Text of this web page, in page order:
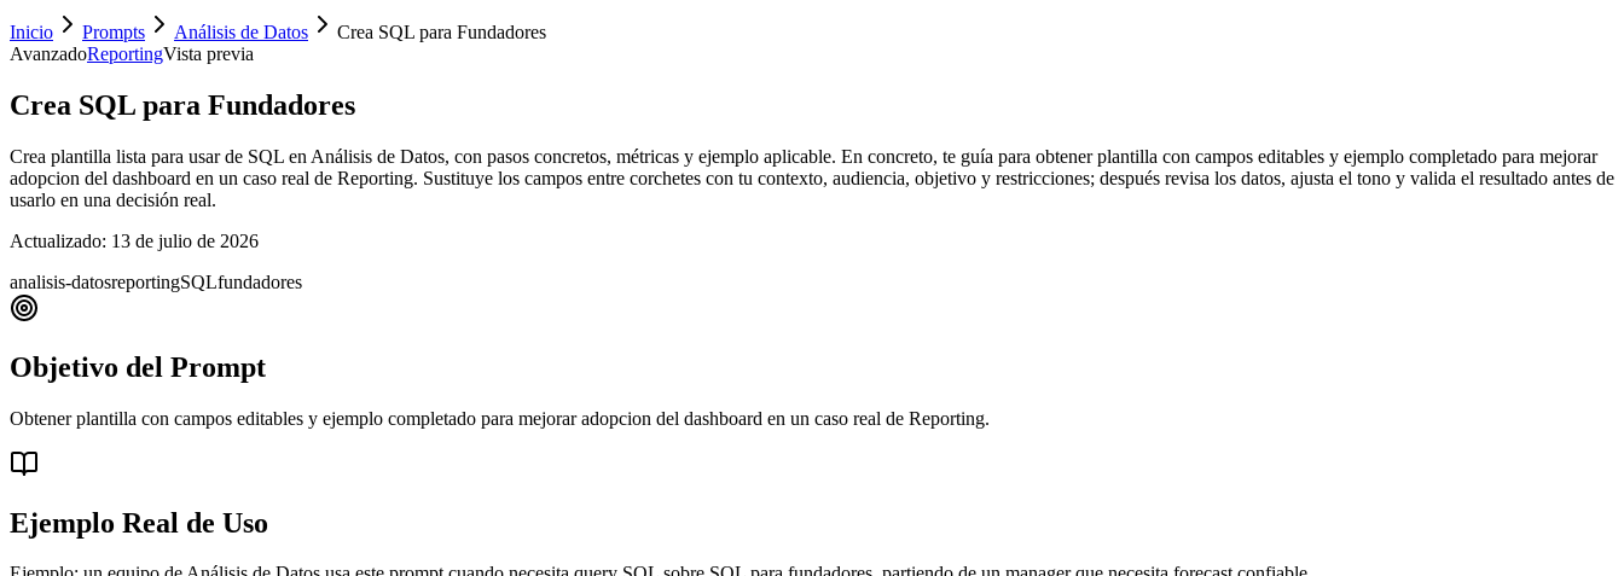
Inicio Prompts Análisis de Datos
Crea SQL para Fundadores
AvanzadoReportingVista previa
Crea SQL para Fundadores
Crea plantilla lista para usar de SQL en Análisis de Datos, con pasos concretos, métricas y ejemplo aplicable. En concreto, te guía para obtener plantilla con campos editables y ejemplo completado para mejorar
adopcion del dashboard en un caso real de Reporting. Sustituye los campos entre corchetes con tu contexto, audiencia, objetivo y restricciones; después revisa los datos, ajusta el tono y valida el resultado antes de
usarlo en una decisión real.
Actualizado: 13 de julio de 2026
analisis-datosreportingSQLfundadores
Objetivo del Prompt
Obtener plantilla con campos editables y ejemplo completado para mejorar adopcion del dashboard en un caso real de Reporting.
Ejemplo Real de Uso